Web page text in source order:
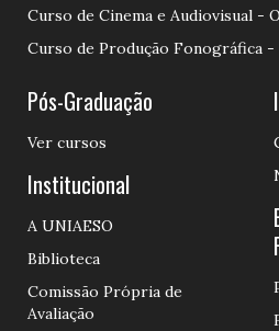
Curso de Cinema e Audiovisual -
Curso de Produção Fonográfica -
Pós-Graduação
Ver cursos
Institucional
A UNIAESO
Biblioteca
Comissão Própria de
Avaliação